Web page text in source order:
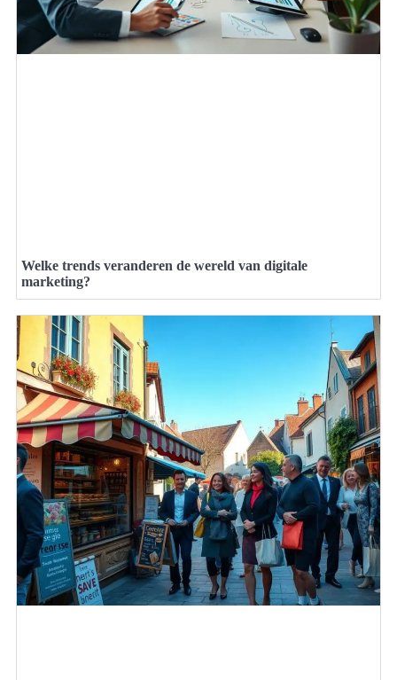
Welke trends veranderen de wereld van digitale
marketing?